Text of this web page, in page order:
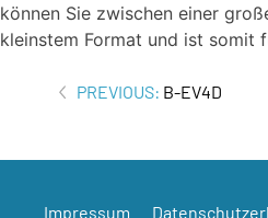
können Sie zwischen einer
kleinstem Format und ist somit
Beitrags-PREVIOUS: B-EV4D
Impressum